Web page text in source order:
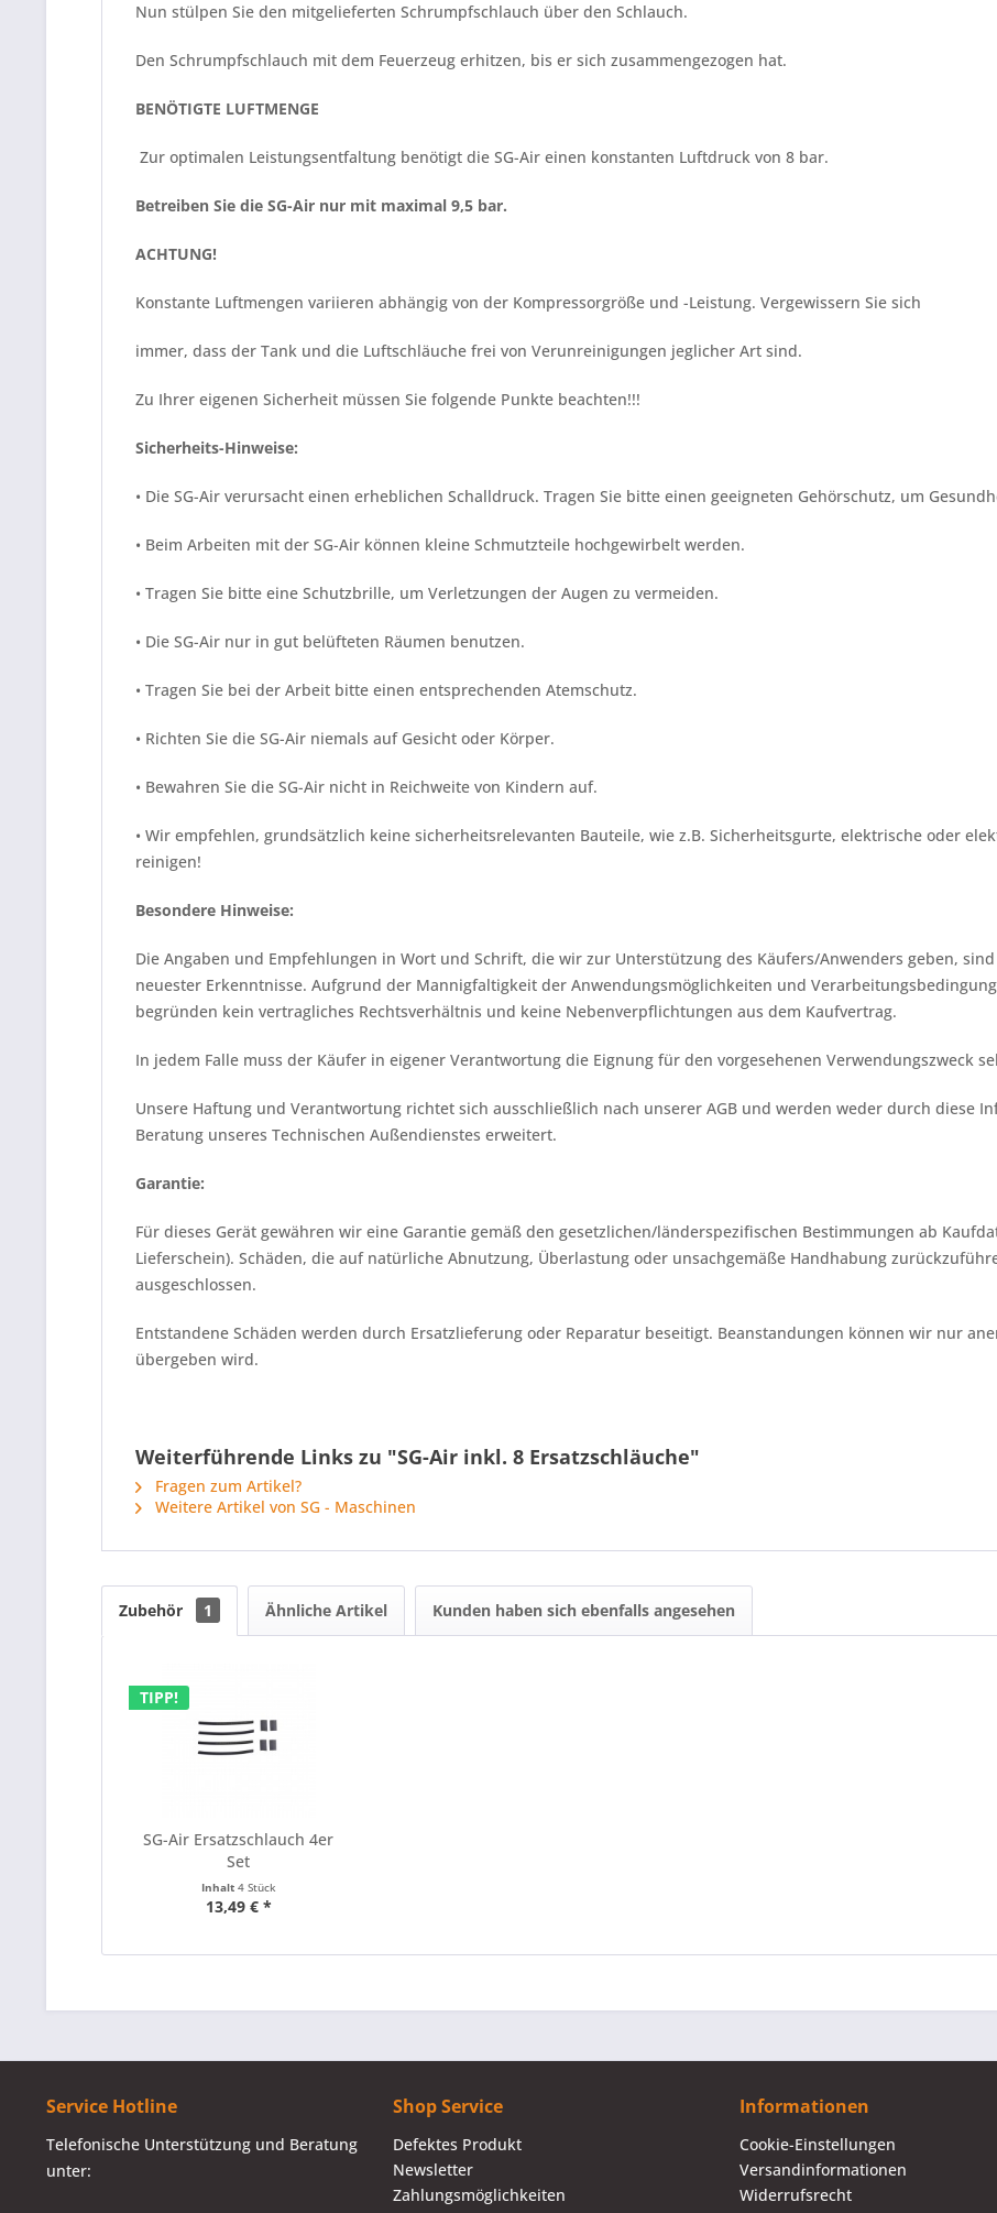
Nun stülpen Sie den mitgelieferten Schrumpfschlauch über den Schlauch.
Den Schrumpfschlauch mit dem Feuerzeug erhitzen, bis er sich zusammengezogen hat.
BENÖTIGTE LUFTMENGE
Zur optimalen Leistungsentfaltung benötigt die SG-Air einen konstanten Luftdruck von 8 bar.
Betreiben Sie die SG-Air nur mit maximal 9,5 bar.
ACHTUNG!
Konstante Luftmengen variieren abhängig von der Kompressorgröße und -Leistung. Vergewissern Sie sich
immer, dass der Tank und die Luftschläuche frei von Verunreinigungen jeglicher Art sind.
Zu Ihrer eigenen Sicherheit müssen Sie folgende Punkte beachten!!!
Sicherheits-Hinweise:
• Die SG-Air verursacht einen erheblichen Schalldruck. Tragen Sie bitte einen geeigneten Gehörschutz, um
• Beim Arbeiten mit der SG-Air können kleine Schmutzteile hochgewirbelt werden.
• Tragen Sie bitte eine Schutzbrille, um Verletzungen der Augen zu vermeiden.
• Die SG-Air nur in gut belüfteten Räumen benutzen.
• Tragen Sie bei der Arbeit bitte einen entsprechenden Atemschutz.
• Richten Sie die SG-Air niemals auf Gesicht oder Körper.
• Bewahren Sie die SG-Air nicht in Reichweite von Kindern auf.
• Wir empfehlen, grundsätzlich keine sicherheitsrelevanten Bauteile, wie z.B. Sicherheitsgurte, elektrische oder
reinigen!
Besondere Hinweise:
Die Angaben und Empfehlungen in Wort und Schrift, die wir zur Unterstützung des Käufers/Anwenders geben,
neuester Erkenntnisse. Aufgrund der Mannigfaltigkeit der Anwendungsmöglichkeiten und
begründen kein vertragliches Rechtsverhältnis und keine Nebenverpflichtungen aus dem Kaufvertrag.
In jedem Falle muss der Käufer in eigener Verantwortung die Eignung für den vorgesehenen Verwendungszweck
Unsere Haftung und Verantwortung richtet sich ausschließlich nach unserer AGB und werden weder durch diese
Beratung unseres Technischen Außendienstes erweitert.
Garantie:
Für dieses Gerät gewähren wir eine Garantie gemäß den gesetzlichen/länderspezifischen Bestimmungen ab
Lieferschein). Schäden, die auf natürliche Abnutzung, Überlastung oder unsachgemäße Handhabung
ausgeschlossen.
Entstandene Schäden werden durch Ersatzlieferung oder Reparatur beseitigt. Beanstandungen können wir nur
übergeben wird.
Weiterführende Links zu "SG-Air inkl. 8 Ersatzschläuche"
Fragen zum Artikel?
Weitere Artikel von SG - Maschinen
Zubehör 1 Ähnliche Artikel Kunden haben sich ebenfalls angesehen
TIPP!
SG-Air Ersatzschlauch 4er
Set
Inhalt 4 Stück
13,49 € *
Service Hotline
Telefonische Unterstützung und Beratung
unter:
Shop Service
Defektes Produkt
Newsletter
Zahlungsmöglichkeiten
Informationen
Cookie-Einstellungen
Versandinformationen
Widerrufsrecht